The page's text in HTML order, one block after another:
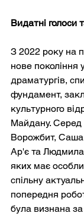
Видатні голоси
З 2022 року на
нове покоління
драматургів,
фундамент,
культурного
Майдану. Серед
Ворожбит,
Ар'є та
яких має
спільну
попередня
була визнана